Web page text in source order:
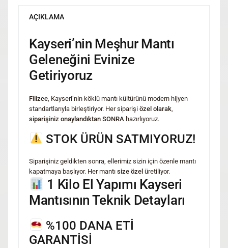
AÇIKLAMA
Kayseri’nin Meşhur Mantı
Geleneğini Evinize
Getiriyoruz
Filizce, Kayseri’nin köklü mantı kültürünü modern hijyen
standartlarıyla birleştiriyor. Her siparişi özel olarak,
siparişiniz onaylandıktan SONRA hazırlıyoruz.
STOK ÜRÜN SATMIYORUZ!
Siparişiniz geldikten sonra, ellerimiz sizin için özenle mantı
kapatmaya başlıyor. Her mantı size özel üretiliyor.
1 Kilo El Yapımı Kayseri
Mantısının Teknik Detayları
%100 DANA ETİ
GARANTİSİ